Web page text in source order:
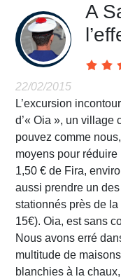
A
22/02/2015
L’excursion
d’« Oia », un village
pouvez comme
moyens pour
1,50 € de Fira,
aussi prendre un
stationnés près de
15€). Oia, est sans
Nous avons erré
multitude de
blanchies à la